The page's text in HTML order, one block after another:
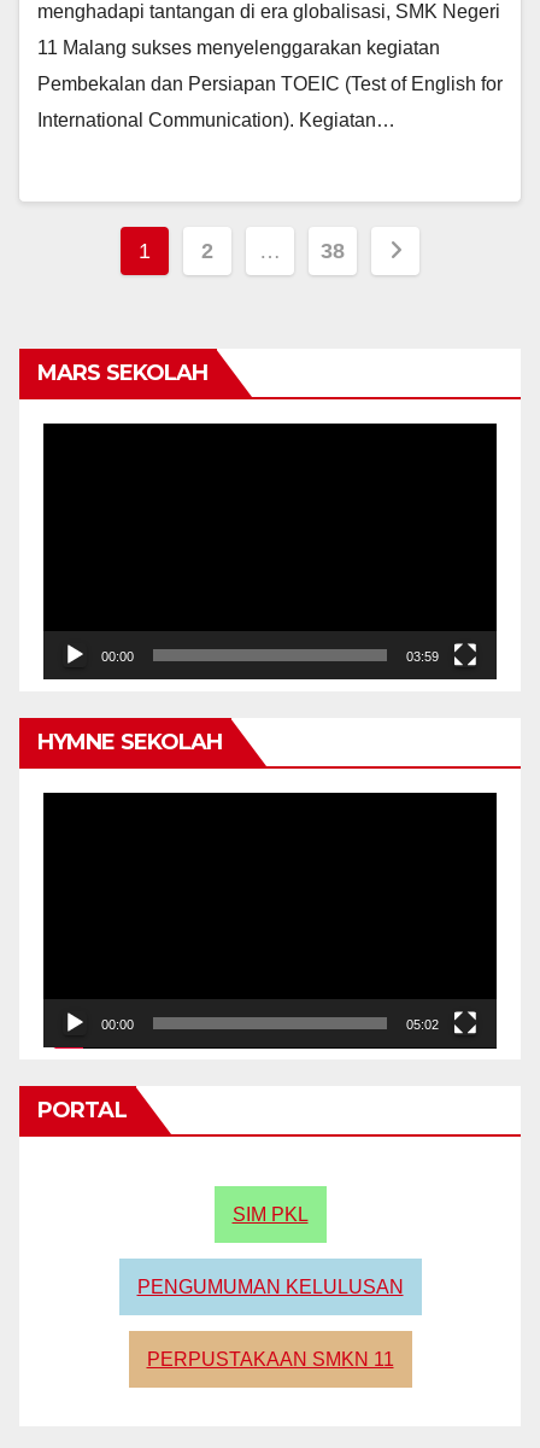
menghadapi tantangan di era globalisasi, SMK Negeri
11 Malang sukses menyelenggarakan kegiatan
Pembekalan dan Persiapan TOEIC (Test of English for
International Communication). Kegiatan…
Posts
1 2 … 38
MARS SEKOLAH
00:00 03:59
HYMNE SEKOLAH
00:00 05:02
PORTAL
SIM PKL
PENGUMUMAN KELULUSAN
PERPUSTAKAAN SMKN 11